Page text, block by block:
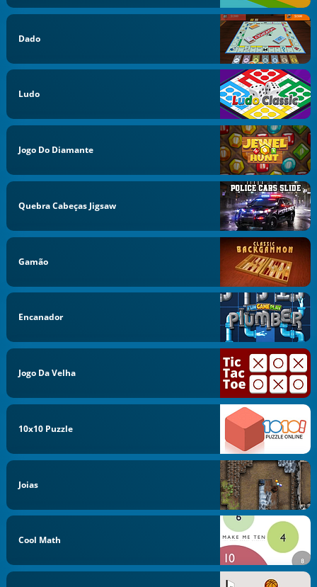
Dado
Ludo
Jogo Do Diamante
Quebra Cabeças Jigsaw
Gamão
Encanador
Jogo Da Velha
10x10 Puzzle
Joias
Cool Math